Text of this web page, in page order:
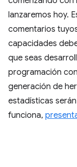
lanzaremos hoy.
comentarios
capacidades
que seas
programación
generación de
estadísticas
funciona,